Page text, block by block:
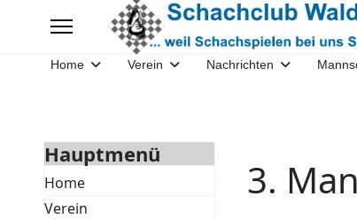
Home Verein Nachrichten
Hauptmenü
Home
Verein
3.